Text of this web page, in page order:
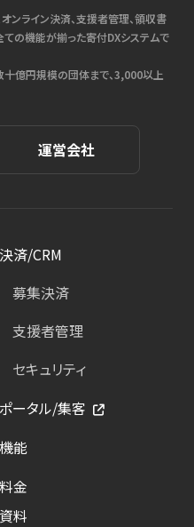
ンライン決済、支援者管理、領収書
ての機能が揃った寄付DXシステムで
億円規模の団体まで、3,000以上
運営会社
決済/CRM
募集決済
支援者管理
セキュリティ
ポータル/集客
機能
料金
資料